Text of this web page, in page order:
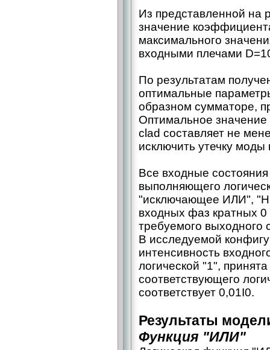
Из представленной на
значение
максимального
входными плечами
По результатам
оптимальные
образном сумматоре,
Оптимальное
clad составляет не
исключить утечку моды
Все входные состояния
выполняющего
"исключающее ИЛИ",
входных фаз кратных
требуемого выходного
В исследуемой
интенсивность
логической "1",
соответствующего
соответствует 0,01I0.
Результаты
Функция "ИЛИ"